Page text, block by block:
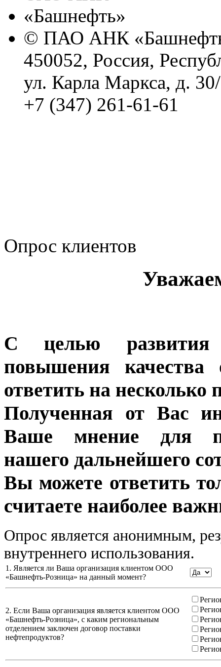
© ПАО АНК
450052, Россия,
ул. Карла Маркса, д.
+7 (347) 261-61-61
Опрос клиентов
С целью развития
повышения качества
ответить на несколько
Полученная от Вас
Ваше мнение для
нашего дальнейшего
Вы можете ответить
считаете наиболее
Опрос является анонимным,
внутреннего использования.
1. Является ли Ваша организация клиентом ООО
«Башнефть-Розница» на данный момент?
2. Если Ваша организация является клиентом ООО
«Башнефть-Розница», с каким региональным
отделением заключен договор поставки
нефтепродуктов?